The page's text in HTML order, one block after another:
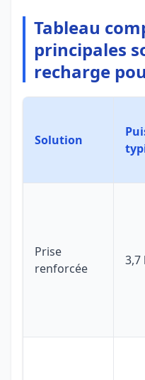
Tableau
principales
recharge
Solution
Prise
renforcée
3,7